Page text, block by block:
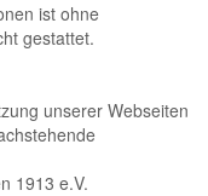
ist ohne
gestattet.
unserer Webseiten
1913 e.V.